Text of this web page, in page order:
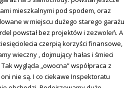
mieszkalnymi pod spodem, oraz
w miejscu dużego starego garażu
powstał bez projektów i zezwoleń. A
czerpią korzyści finansowe,
wieczny , dojmujący hałas i śmieci
wygląda „owocna” współpraca z
nie są. I co ciekawe Inspektoratu